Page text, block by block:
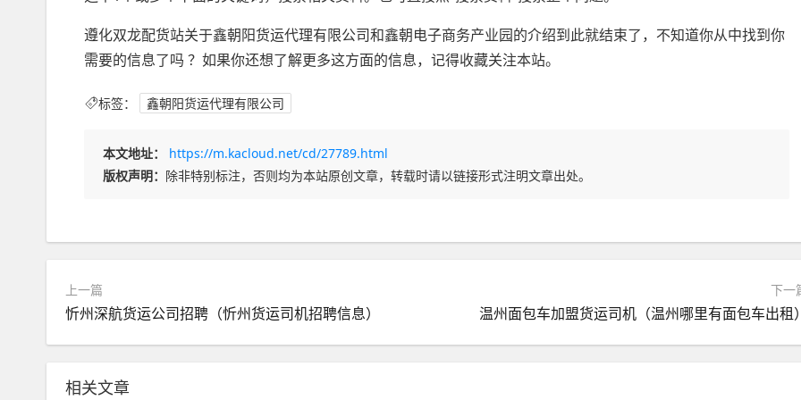
遵化双龙配货站关于鑫朝阳货运代理有限公司和鑫朝电子商务产业园的介绍到此就结束了，不知道你从中找到你
需要的信息了吗 ？如果你还想了解更多这方面的信息，记得收藏关注本站。
标签： 鑫朝阳货运代理有限公司
本文地址：
https://m.kacloud.net/cd/27789.html
版权声明： 除非特别标注，否则均为本站原创文章，转载时请以链接形式注明文章出处。
上一篇
忻州深航货运公司招聘（忻州货运司机招聘信息）
下一
温州面包车加盟货运司机（温州哪里有面包车出租
相关文章